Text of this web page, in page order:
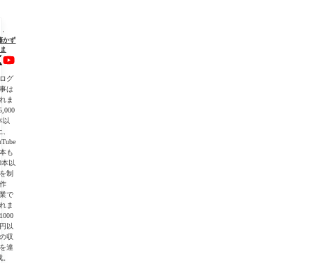
・
かず
ま
グ
は
ま
以
上、
も
本以
を制
作
で
ま
以
の収
達
。